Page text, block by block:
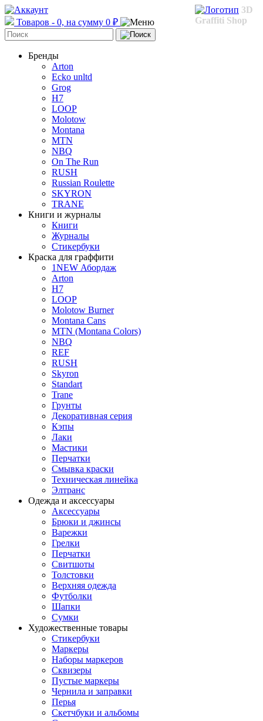
3D
Graffiti Shop
Товаров - 0, на сумму 0 ₽
Бренды
Arton
Ecko unltd
Grog
H7
LOOP
Molotow
Montana
MTN
NBQ
On The Run
RUSH
Russian Roulette
SKYRON
TRANE
Книги и журналы
Книги
Журналы
Стикербуки
Краска для граффити
1NEW Абордаж
Arton
H7
LOOP
Molotow Burner
Montana Cans
MTN (Montana Colors)
NBQ
REF
RUSH
Skyron
Standart
Trane
Грунты
Декоративная серия
Кэпы
Лаки
Мастики
Перчатки
Смывка краски
Техническая линейка
Элтранс
Одежда и аксессуары
Аксессуары
Брюки и джинсы
Варежки
Грелки
Перчатки
Свитшоты
Толстовки
Верхняя одежда
Футболки
Шапки
Сумки
Художественные товары
Стикербуки
Маркеры
Наборы маркеров
Сквизеры
Пустые маркеры
Чернила и заправки
Перья
Скетчбуки и альбомы